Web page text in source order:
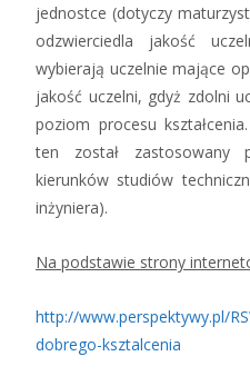
jednostce (dotyczy
odzwierciedla jakość
wybierają uczelnie mające
jakość uczelni, gdyż zdolni
poziom procesu
ten został zastosowany
kierunków studiów
inżyniera).
Na podstawie strony
http://www.perspektywy.pl/
dobrego-ksztalcenia